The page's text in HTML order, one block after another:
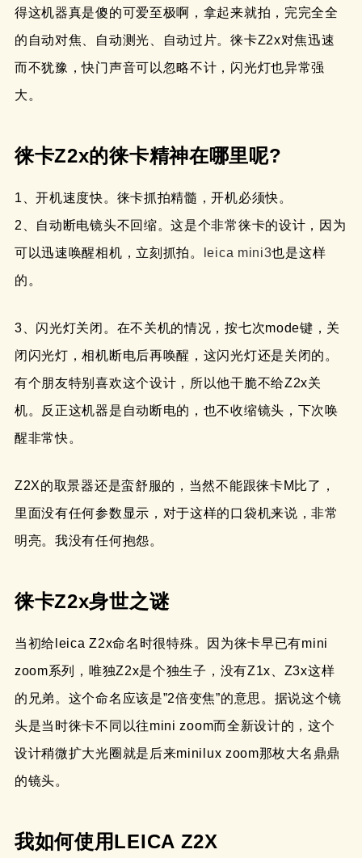
得这机器真是傻的可爱至极啊，拿起来就拍，完完全全
的自动对焦、自动测光、自动过片。徕卡Z2x对焦迅速
而不犹豫，快门声音可以忽略不计，闪光灯也异常强
大。
徕卡Z2x的徕卡精神在哪里呢?
1、开机速度快。徕卡抓拍精髓，开机必须快。
2、自动断电镜头不回缩。这是个非常徕卡的设计，因为
可以迅速唤醒相机，立刻抓拍。
leica mini3也是这样
的。
3、闪光灯关闭。在不关机的情况，按七次mode键，关
闭闪光灯，相机断电后再唤醒，这闪光灯还是关闭的。
有个朋友特别喜欢这个设计，所以他干脆不给Z2x关
机。反正这机器是自动断电的，也不收缩镜头，下次唤
醒非常快。
Z2X的取景器还是蛮舒服的，当然不能跟徕卡M比了，
里面没有任何参数显示，对于这样的口袋机来说，非常
明亮。我没有任何抱怨。
徕卡Z2x身世之谜
当初给leica Z2x命名时很特殊。因为徕卡早已有mini
zoom系列，唯独Z2x是个独生子，没有Z1x、Z3x这样
的兄弟。这个命名应该是”2倍变焦”的意思。据说这个镜
头是当时徕卡不同以往mini zoom而全新设计的，这个
设计稍微扩大光圈就是后来minilux zoom那枚大名鼎鼎
的镜头。
我如何使用LEICA Z2X